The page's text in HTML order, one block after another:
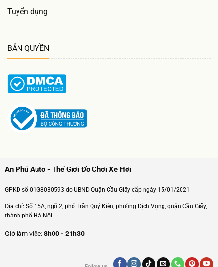
Tuyển dụng
BẢN QUYỀN
An Phú Auto - Thế Giới Đồ Chơi Xe Hơi
GPKD số 01G8030593 do UBND Quận Cầu Giấy cấp ngày 15/01/2021
Địa chỉ: Số 15A, ngõ 2, phố Trần Quý Kiên, phường Dịch Vọng, quận Cầu Giấy,
thành phố Hà Nội
Giờ làm việc:8h00 - 21h30